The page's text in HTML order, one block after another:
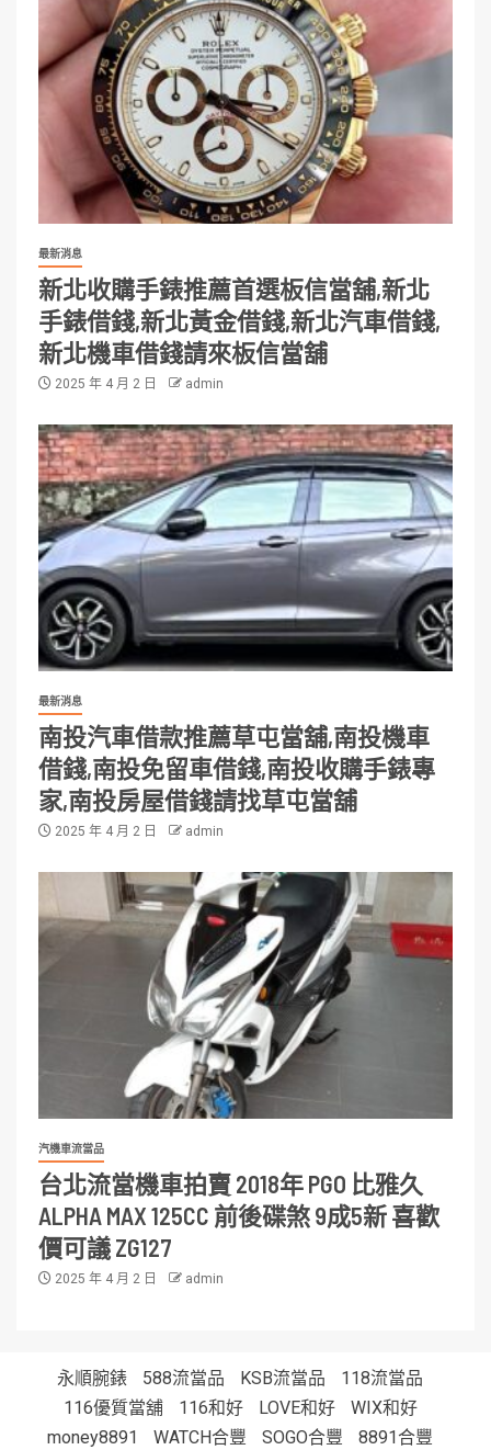
最新消息
新北收購手錶推薦首選板信當舖,新北
手錶借錢,新北黃金借錢,新北汽車借錢,
新北機車借錢請來板信當舖
2025 年 4 月 2 日 admin
最新消息
南投汽車借款推薦草屯當舖,南投機車
借錢,南投免留車借錢,南投收購手錶專
家,南投房屋借錢請找草屯當舖
2025 年 4 月 2 日 admin
汽機車流當品
台北流當機車拍賣 2018年 PGO 比雅久
ALPHA MAX 125CC 前後碟煞 9成5新 喜歡
價可議 ZG127
2025 年 4 月 2 日 admin
永順腕錶 588流當品 KSB流當品
118流當品
116優質當舖
116和好 LOVE和好
WIX和好
money8891
WATCH合豐 SOGO合豐 8891合豐